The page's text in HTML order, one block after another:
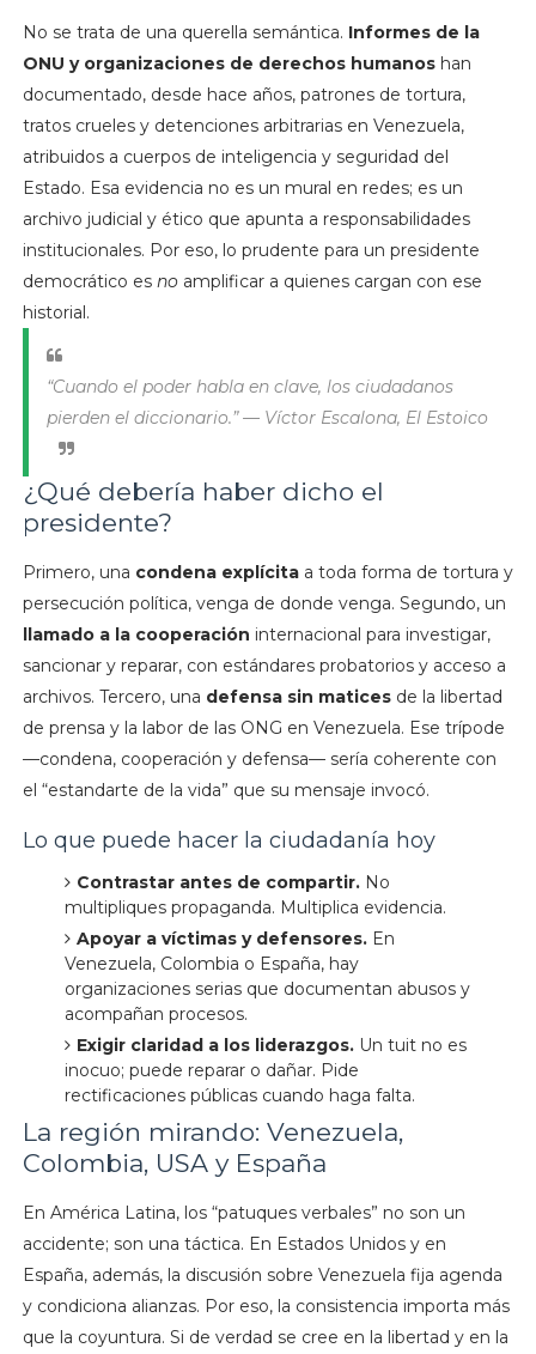
No se trata de una querella semántica. Informes de la
ONU y organizaciones de derechos humanoshan
documentado, desde hace años, patrones de tortura,
tratos crueles y detenciones arbitrarias en Venezuela,
atribuidos a cuerpos de inteligencia y seguridad del
Estado. Esa evidencia no es un mural en redes; es un
archivo judicial y ético que apunta a responsabilidades
institucionales. Por eso, lo prudente para un presidente
democrático es noamplificar a quienes cargan con ese
historial.
“Cuando el poder habla en clave, los ciudadanos
pierden el diccionario.”— Víctor Escalona, El Estoico
¿Qué debería haber dicho el
presidente?
Primero, una condena explícitaa toda forma de tortura y
persecución política, venga de donde venga. Segundo, un
llamado a la cooperación internacional para investigar,
sancionar y reparar, con estándares probatorios y acceso a
archivos. Tercero, una defensa sin maticesde la libertad
de prensa y la labor de las ONG en Venezuela. Ese trípode
—condena, cooperación y defensa— sería coherente con
el “estandarte de la vida” que su mensaje invocó.
Lo que puede hacer la ciudadanía hoy
Contrastar antes de compartir.No
multipliques propaganda. Multiplica evidencia.
Apoyar a víctimas y defensores.En
Venezuela, Colombia o España, hay
organizaciones serias que documentan abusos y
acompañan procesos.
Exigir claridad a los liderazgos.Un tuit no es
inocuo; puede reparar o dañar. Pide
rectificaciones públicas cuando haga falta.
La región mirando: Venezuela,
Colombia, USA y España
En América Latina, los “patuques verbales” no son un
accidente; son una táctica. En Estados Unidos y en
España, además, la discusión sobre Venezuela fija agenda
y condiciona alianzas. Por eso, la consistencia importa más
que la coyuntura. Si de verdad se cree en la libertad y en la